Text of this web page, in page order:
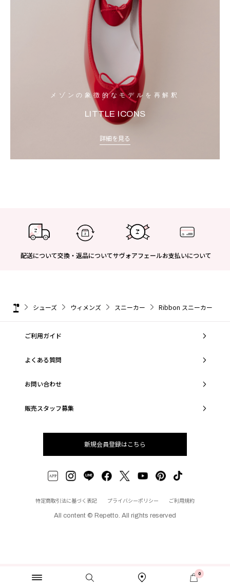
0
メゾンの象徴的なモデルを再解釈
LITTLE ICONS
詳細を見る
配送について交換・返品についてサヴォアフェールお支払いについて
シューズ ウィメンズ スニーカー Ribbon スニーカー
ご利用ガイド
よくある質問
お問い合わせ
販売スタッフ募集
新規会員登録はこちら
特定商取引法に基づく表記 プライバシーポリシー ご利用規約
All content © Repetto. All rights reserved